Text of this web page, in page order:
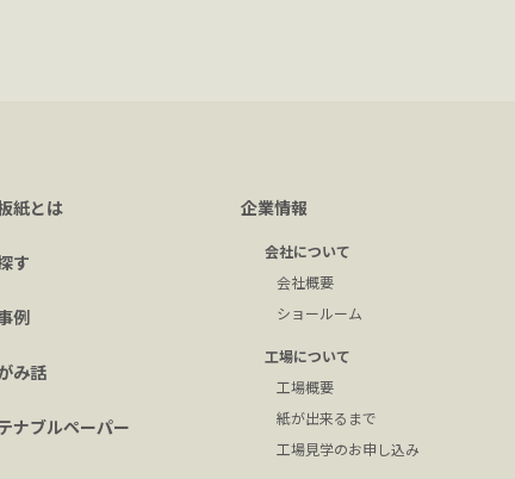
紙とは
す
例
み話
ナブルペーパー
企業情報
会社について
会社概要
ショールーム
工場について
工場概要
紙が出来るまで
工場見学のお申し込み